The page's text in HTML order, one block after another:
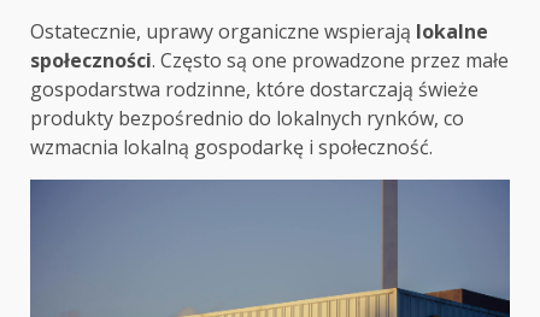
Ostatecznie, uprawy organiczne wspierają lokalne
społeczności. Często są one prowadzone przez małe
gospodarstwa rodzinne, które dostarczają świeże
produkty bezpośrednio do lokalnych rynków, co
wzmacnia lokalną gospodarkę i społeczność.